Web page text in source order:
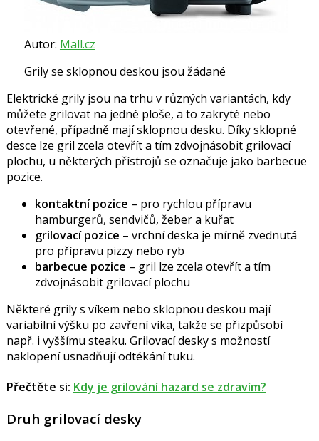
Autor: Mall.cz
Grily se sklopnou deskou jsou žádané
Elektrické grily jsou na trhu v různých variantách, kdy
můžete grilovat na jedné ploše, a to zakryté nebo
otevřené, případně mají sklopnou desku. Díky sklopné
desce lze gril zcela otevřít a tím zdvojnásobit grilovací
plochu, u některých přístrojů se označuje jako barbecue
pozice.
kontaktní pozice – pro rychlou přípravu
hamburgerů, sendvičů, žeber a kuřat
grilovací pozice – vrchní deska je mírně zvednutá
pro přípravu pizzy nebo ryb
barbecue pozice – gril lze zcela otevřít a tím
zdvojnásobit grilovací plochu
Některé grily s víkem nebo sklopnou deskou mají
variabilní výšku po zavření víka, takže se přizpůsobí
např. i vyššímu steaku. Grilovací desky s možností
naklopení usnadňují odtékání tuku.
Přečtěte si: Kdy je grilování hazard se zdravím?
Druh grilovací desky